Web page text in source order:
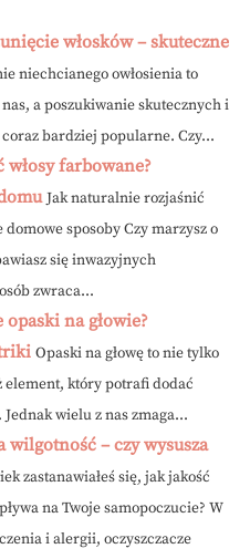
włosków – skuteczne
niechcianego owłosienia to
a poszukiwanie skutecznych i
bardziej popularne. Czy...
farbowane?
Jak naturalnie rozjaśnić
sposoby Czy marzysz o
się inwazyjnych
zwraca...
na głowie?
Opaski na głowę to nie tylko
który potrafi dodać
wielu z nas zmaga...
wilgotność – czy wysusza
zastanawiałeś się, jak jakość
na Twoje samopoczucie? W
i alergii, oczyszczacze